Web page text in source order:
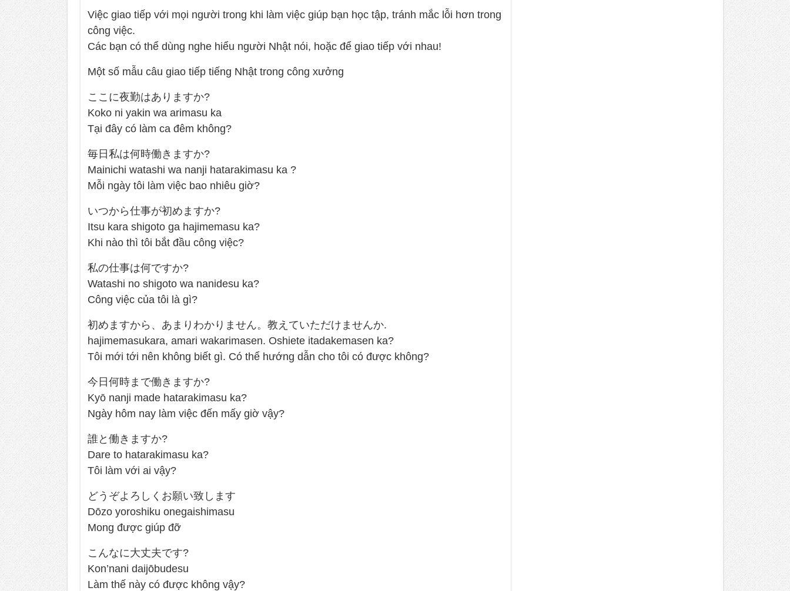
Việc giao tiếp với mọi người trong khi làm việc giúp bạn học tập, tránh mắc lỗi hơn trong
công việc.
Các bạn có thể dùng nghe hiểu người Nhật nói, hoặc để giao tiếp với nhau!
Một số mẫu câu giao tiếp tiếng Nhật trong công xưởng
ここに夜勤はありますか?
Koko ni yakin wa arimasu ka
Tại đây có làm ca đêm không?
毎日私は何時働きますか?
Mainichi watashi wa nanji hatarakimasu ka ?
Mỗi ngày tôi làm việc bao nhiêu giờ?
いつから仕事が初めますか?
Itsu kara shigoto ga hajimemasu ka?
Khi nào thì tôi bắt đầu công việc?
私の仕事は何ですか?
Watashi no shigoto wa nanidesu ka?
Công việc của tôi là gì?
初めますから、あまりわかりません。教えていただけませんか.
hajimemasukara, amari wakarimasen. Oshiete itadakemasen ka?
Tôi mới tới nên không biết gì. Có thể hướng dẫn cho tôi có được không?
今日何時まで働きますか?
Kyō nanji made hatarakimasu ka?
Ngày hôm nay làm việc đến mấy giờ vậy?
誰と働きますか?
Dare to hatarakimasu ka?
Tôi làm với ai vậy?
どうぞよろしくお願い致します
Dōzo yoroshiku onegaishimasu
Mong được giúp đỡ
こんなに大丈夫です?
Kon’nani daijōbudesu
Làm thế này có được không vậy?